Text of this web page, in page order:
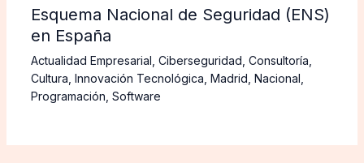
Esquema Nacional de Seguridad (ENS)
en España
Actualidad Empresarial Ciberseguridad Consultoría
Cultura Innovación Tecnológica Madrid Nacional
Programación Software